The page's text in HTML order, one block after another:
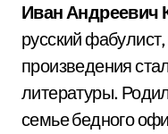
Иван Андреевич
русский
произведения
литературы.
семье бедного